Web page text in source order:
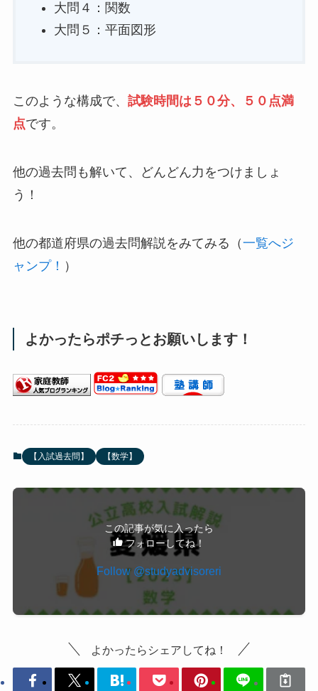
大問４：関数
大問５：平面図形
このような構成で、 試験時間は５０分、５０点満
点です。
他の過去問も解いて、どんどん力をつけましょ
う！
他の都道府県の過去問解説をみてみる（一覧へジ
ャンプ！ ）
よかったらポチっとお願いします！
【入試過去問】 【数学】
この記事が気に入ったら
フォローしてね！
Follow @studyadvisoreri
よかったらシェアしてね！